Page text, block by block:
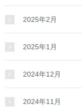
2025年2月
2025年1月
2024年12月
2024年11月